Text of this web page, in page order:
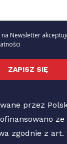
Newsletter
ZAPISZ SIĘ
przez
zgodnie z art.